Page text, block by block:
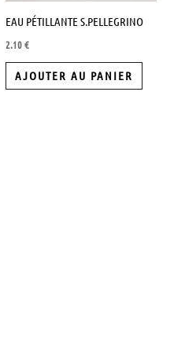
EAU PÉTILLANTE S.PELLEGRINO
2.10€
AJOUTER AU PANIER